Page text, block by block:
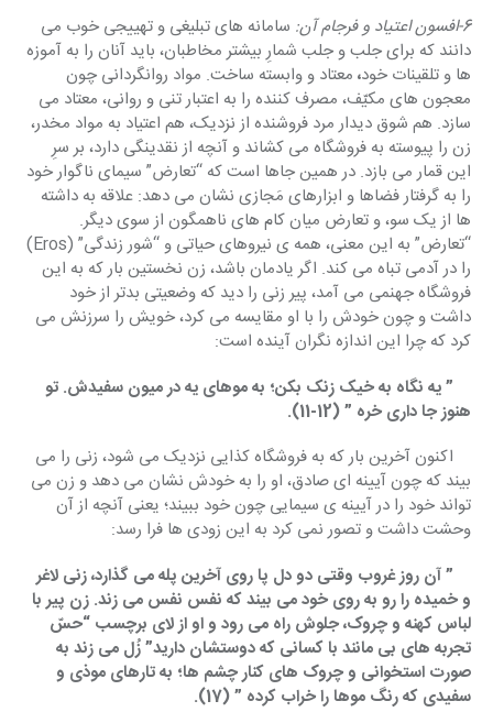
6-افسون اعتیاد و فرجام آن:
سامانه های تبلیغی و تهییجی خوب می
دانند که برای جلب و جلب شمارِ بیشتر مخاطبان، باید آنان را به آموزه
ها و تلقینات خود، معتاد و وابسته ساخت. مواد روانگردانی چون
معجون های مکیّف، مصرف کننده را به اعتبار تنی و روانی، معتاد می
سازد. هم شوق دیدار مرد فروشنده از نزدیک، هم اعتیاد به مواد مخدر،
زن را پیوسته به فروشگاه می کشاند و آنچه از نقدینگی دارد، بر سرِ
این قمار می بازد. در همین جاها است که “تعارض” سیمای ناگوار خود
را به گرفتار فضاها و ابزارهای مَجازی نشان می دهد: علاقه به داشته
ها از یک سو، و تعارض میان کام های ناهمگون از سوی دیگر.
“تعارض” به این معنی، همه ی نیروهای حیاتی و “شور زندگی” (Eros)
را در آدمی تباه می کند. اگر یادمان باشد، زن نخستین بار که به این
فروشگاه جهنمی می آمد، پیر زنی را دید که وضعیتی بدتر از خود
داشت و چون خودش را با او مقایسه می کرد، خویش را سرزنش می
کرد که چرا این اندازه نگران آینده است:
” یه نگاه به خیک زنک بکن؛ به موهای یه در میون سفیدش. تو
هنوز جا داری خره ” (12-11).
اکنون آخرین بار که به فروشگاه کذایی نزدیک می شود، زنی را می
بیند که چون آیینه ای صادق، او را به خودش نشان می دهد و زن می
تواند خود را در آیینه ی سیمایی چون خود ببیند؛ یعنی آنچه از آن
وحشت داشت و تصور نمی کرد به این زودی ها فرا رسد:
” آن روز غروب وقتی دو دل پا روی آخرین پله می گذارد، زنی لاغر
و خمیده را رو به روی خود می بیند که نفس نفس می زند. زن پیر با
لباس کهنه و چروک، جلوش راه می رود و او از لای برچسب “حسّ
تجربه های بی مانند با کسانی که دوستشان دارید” زُل می زند به
صورت استخوانی و چروک های کنار چشم ها؛ به تارهای موذی و
سفیدی که رنگ موها را خراب کرده ” (17).